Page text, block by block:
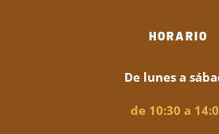
HORARIO
De lunes a
de 10:30 a